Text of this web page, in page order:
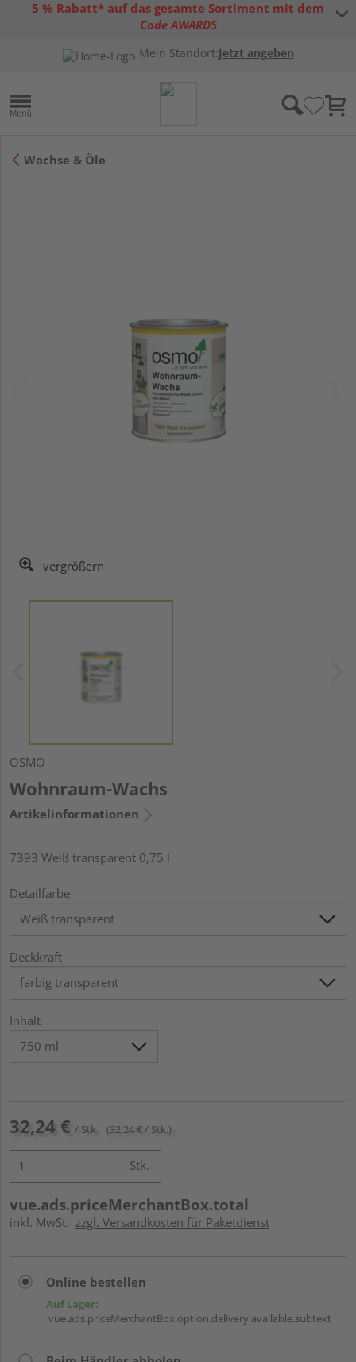
5 % Rabatt* auf das gesamte Sortiment mit dem
Code AWARD5
Gutscheinbedingungen
Mein Standort:Jetzt angeben
Wachse & Öle
vergrößern
OSMO
Wohnraum-Wachs
Artikelinformationen
7393 Weiß transparent 0,75 l
Detailfarbe
Deckkraft
Inhalt
32,24 € / Stk. (32,24 € / Stk.)
Stk.
vue.ads.priceMerchantBox.total
inkl. MwSt. zzgl. Versandkosten für Paketdienst
Online bestellen
Auf Lager:
vue.ads.priceMerchantBox.option.delivery.available.subtext